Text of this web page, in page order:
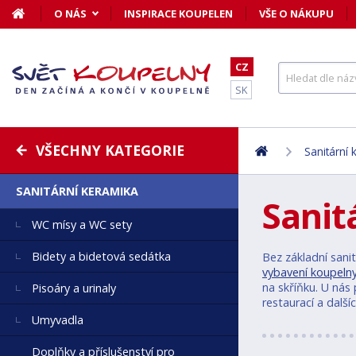
O NÁS INSPIRACE KOUPELEN VŠE O NÁKUPU
CZ
SK
Sanitární
Bez základní
vybavení
na skříňku. U
restaurací a
VŠECHNY KATEGORIE
SANITÁRNÍ KERAMIKA
WC mísy a WC sety
Bidety a bidetová sedátka
Pisoáry a urinaly
Umyvadla
Doplňky a příslušenství pro